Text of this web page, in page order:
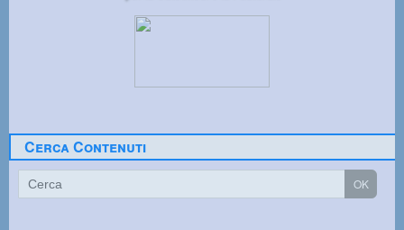
Cerca Contenuti